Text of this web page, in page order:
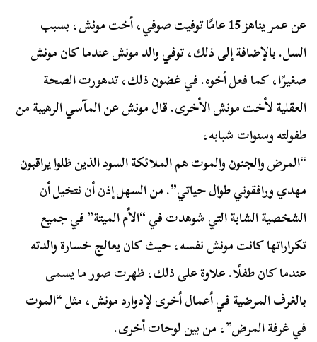
عن عمر يناهز 15 عامًا توفيت صوفي، أخت مونش، بسبب
السل. بالإضافة إلى ذلك، توفي والد مونش عندما كان مونش
صغيرًا، كما فعل أخوه. في غضون ذلك، تدهورت الصحة
العقلية لأخت مونش الأخرى. قال مونش عن المآسي الرهيبة من
طفولته وسنوات شبابه،
“المرض والجنون والموت هم الملائكة السود الذين ظلوا يراقبون
مهدي ورافقوني طوال حياتي”. من السهل إذن أن نتخيل أن
الشخصية الشابة التي شوهدت في “الأم الميتة” في جميع
تكراراتها كانت مونش نفسه، حيث كان يعالج خسارة والدته
عندما كان طفلًا. علاوة على ذلك، ظهرت صور ما يسمى
بالغرف المرضية في أعمال أخرى لإدوارد مونش، مثل “الموت
في غرفة المرض”، من بين لوحات أخرى.